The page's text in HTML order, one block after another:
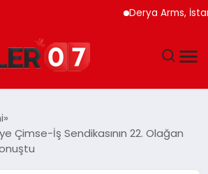
Derya Arms,
Çimse-İş Sendikasının 22. Olağan